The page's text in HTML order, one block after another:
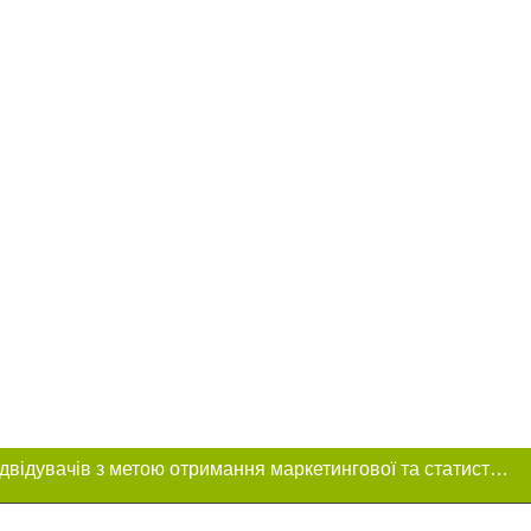
Цей сайт використовує «cookies». Також веб-сайт використовує інтернет-сервіс для збору технічних даних стосовно відвідувачів з метою отримання маркетингової та статистичної інформації. Умови обробки даних відвідувачів сайту див.